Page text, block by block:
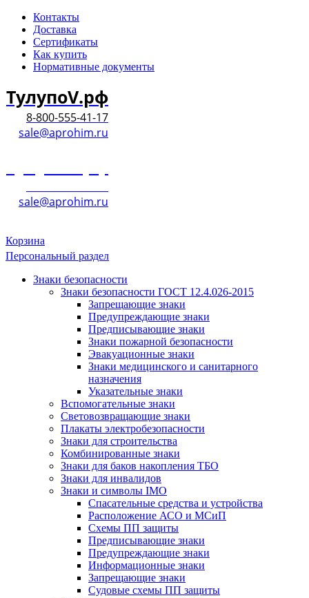
Контакты
Доставка
Сертификаты
Как купить
Нормативные документы
ТулупоV.рф
8-800-555-41-17
sale@aprohim.ru
sale@aprohim.ru
Корзина
Персональный раздел
Знаки безопасности
Знаки безопасности ГОСТ 12.4.026-2015
Запрещающие знаки
Предупреждающие знаки
Предписывающие знаки
Знаки пожарной безопасности
Эвакуационные знаки
Знаки медицинского и санитарного
назначения
Указательные знаки
Вспомогательные знаки
Световозвращающие знаки
Плакаты электробезопасности
Знаки для строительства
Комбинированные знаки
Знаки для баков накопления ТБО
Знаки для инвалидов
Знаки и символы IMO
Спасательные средства и устройства
Расположение АСО и МСиП
Схемы ПП защиты
Предписывающие знаки
Предупреждающие знаки
Информационные знаки
Запрещающие знаки
Судовые схемы ПП защиты